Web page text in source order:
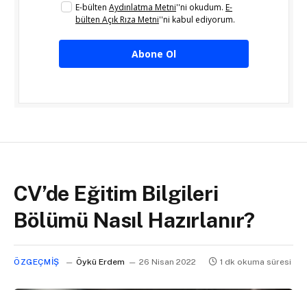
E-bülten Aydınlatma Metni''ni okudum. E-
bülten Açık Rıza Metni''ni kabul ediyorum.
Abone Ol
CV’de Eğitim Bilgileri
Bölümü Nasıl Hazırlanır?
ÖZGEÇMIŞ Öykü Erdem 26 Nisan 2022 1 dk okuma süresi